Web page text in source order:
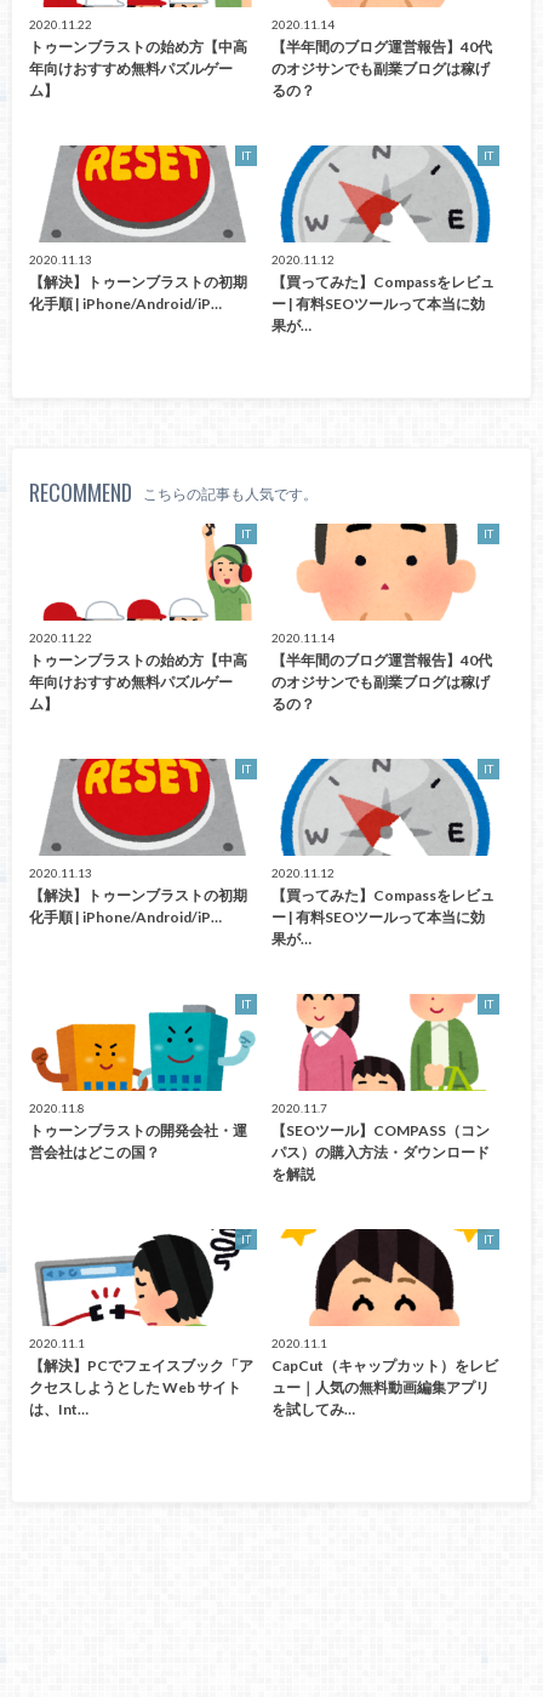
2020.11.22
トゥーンブラストの始め方【中高
年向けおすすめ無料パズルゲー
ム】
2020.11.14
【半年間のブログ運営報告】40代
のオジサンでも副業ブログは稼げ
るの？
IT
2020.11.13
【解決】トゥーンブラストの初期
化手順 | iPhone/Android/iP…
IT
2020.11.12
【買ってみた】Compassをレビュ
ー | 有料SEOツールって本当に効
果が…
RECOMMEND こちらの記事も人気です。
IT
2020.11.22
トゥーンブラストの始め方【中高
年向けおすすめ無料パズルゲー
ム】
IT
2020.11.14
【半年間のブログ運営報告】40代
のオジサンでも副業ブログは稼げ
るの？
IT
2020.11.13
【解決】トゥーンブラストの初期
化手順 | iPhone/Android/iP…
IT
2020.11.12
【買ってみた】Compassをレビュ
ー | 有料SEOツールって本当に効
果が…
IT
2020.11.8
トゥーンブラストの開発会社・運
営会社はどこの国？
IT
2020.11.7
【SEOツール】COMPASS（コン
パス）の購入方法・ダウンロード
を解説
IT
2020.11.1
【解決】PCでフェイスブック「ア
クセスしようとした Web サイト
は、Int…
IT
2020.11.1
CapCut（キャップカット）をレビ
ュー｜人気の無料動画編集アプリ
を試してみ…